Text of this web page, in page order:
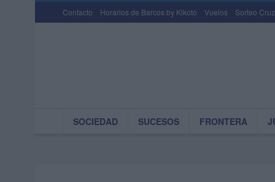
Contacto Horarios de Barcos by Kikoto Vuelos Sorteo
SOCIEDAD SUCESOS FRONTERA